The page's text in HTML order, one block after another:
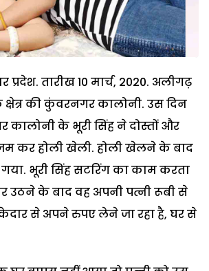
प्रदेश. तारीख 10 मार्च, 2020. अलीगढ़
क्षेत्र की कुंवरनगर कालोनी. उस दिन
कालोनी के भूरी सिंह ने दोस्तों और
कर होली खेली. होली खेलने के बाद
भूरी सिंह सटरिंग का काम करता
उठने के बाद वह अपनी पत्नी रूबी से
से अपने रुपए लेने जा रहा है, घर से